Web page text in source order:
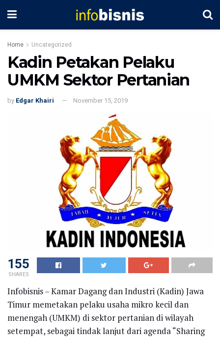
Home Uncategorized
Kadin Petakan Pelaku
UMKM Sektor Pertanian
by Edgar Khairi November 15, 2019
155
SHARES
Infobisnis – Kamar Dagang dan Industri (Kadin) Jawa
Timur memetakan pelaku usaha mikro kecil dan
menengah (UMKM) di sektor pertanian di wilayah
setempat, sebagai tindak lanjut dari agenda “Sharing